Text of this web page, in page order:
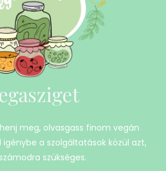
meg, olvasgass finom vegán
a szolgáltatások közül azt,
szükséges.